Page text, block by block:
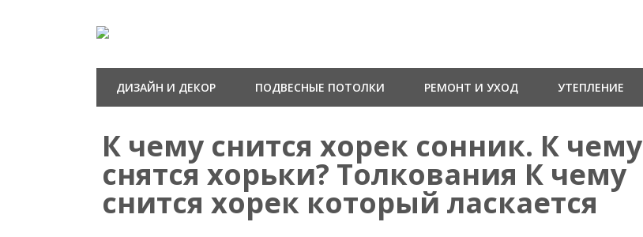
ДИЗАЙН И ДЕКОР ПОДВЕСНЫЕ ПОТОЛКИ РЕМОНТ И УХОД УТЕПЛЕНИЕ
К чему снится хорек сонник. К чему
снятся хорьки? Толкования К чему
снится хорек который ласкается